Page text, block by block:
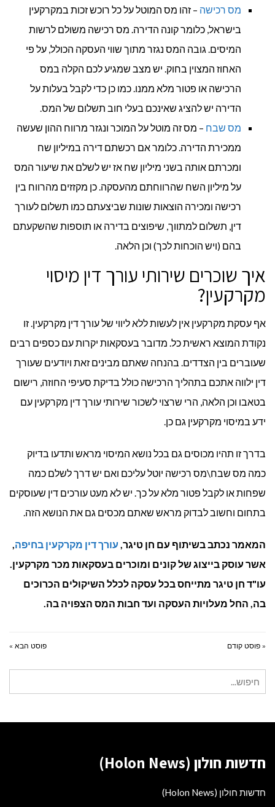
מס רכישה – זהו מס המוטל על כל רוכש זכות במקרקעין
בישראל, כלומר קונה הדירה. מס רכישה משולם לרשות
המיסים. גובה המס נגזר מתוך שווי העסקה הכולל, על פי
האחוז המצוין בחוק. יש מצב שמגיע לכם הקלה במס
הרכישה או פטור מלא ממנו. כמו כן כדי לקבל בעלות על
הדירה יש להציג שאינכם בעלי חוב תשלום של המס.
מס שבח – מס זה מוטל על המוכר ונגזר מרווח ההון שעשה
ממכירת הדירה. כלומר אם רכשתם דירה במיליון שח
ומכרתם אותה בשני מיליון שח אז יש לשלם את שיעור המס
על מיליון השח שהרווחתם מהעסקה. כן מקזזים מהרווח בין
רכישה ומכירה הוצאות שונות שביצעתם כמו תשלום לעורך
דין, תשלום למתווך, שיפוצים בדירה או תוספות שהשקעתם
בהם (ויש הוכחות לכך) וכן הלאה.
איך שוכרים שירותי עורך דין מיסוי
מקרקעין?
אף עסקת מקרקעין אין לעשות ללא ליווי של עורך דין מקרקעין. זו
נקודת המוצא ראשית כל. מדובר בעסקאות יקרות עם כספים רבים
שעוברים בין הצדדים. בהנחה שאתם מבינים זאת ויודעים שעורך
דין ילווה אתכם בתהליך הרכישה כולל בדיקת סעיפי החוזה, רישום
בטאבו וכן הלאה, הרי שרצוי לשכור שירותי עורך דין מקרקעין עם
ידע במיסוי מקרקעין גם כן.
בדרך זו תהיו מכוסים גם בכל נושא המיסוי מראש ותדעו בדיוק
כמה מס שבח\מס רכישה יוטל עליכם ואם יש דרך לשלם כמה
שפחות או לקבל פטור מלא על כך. יש לא מעט עורכים דין שעוסקים
בתחום וחשוב לבדוק מראש שאתם מכסים גם את הנושא הזה.
המאמר נכתב בשיתוף עם חן טיגר, עורך דין מקרקעין בחיפה,
אשר עוסק בייצוג של קונים ומוכרים בעסקאות מכר מקרקעין.
עו"ד חן טיגר מתייחס בכל עסקה לכלל השיקולים הכרוכים
בה, החל מעלויות העסקה ועד חבות המס הצפויה בה.
« פוסט קודם פוסט הבא »
עבור:
חדשות חולון (Holon News)
חדשות חולון (Holon News)